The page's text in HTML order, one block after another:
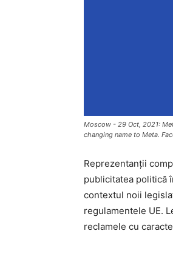
Moscow - 29 Oct, 2021:
changing name to Meta.
Reprezentanții
publicitatea politică
contextul noii
regulamentele UE.
reclamele cu